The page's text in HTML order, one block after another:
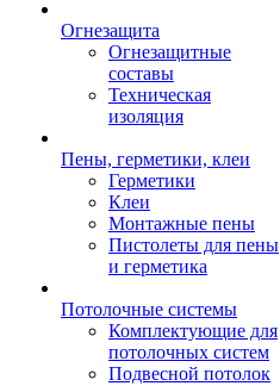
Огнезащита
Огнезащитные
составы
Техническая
изоляция
Пены, герметики, клеи
Герметики
Клеи
Монтажные пены
Пистолеты для пены
и герметика
Потолочные системы
Комплектующие для
потолочных систем
Подвесной потолок